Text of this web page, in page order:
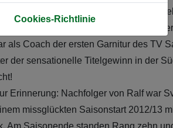
Sonntag wachgerufen, als Ralf
ins Trainergeschäft ein, und
Coach der ersten Garnitur des TV
der sensationelle Titelgewinn in der
Erinnerung: Nachfolger von Ralf war
missglückten Saisonstart 2012/13
Saisonende standen Rang zehn
Cookies-Richtlinie